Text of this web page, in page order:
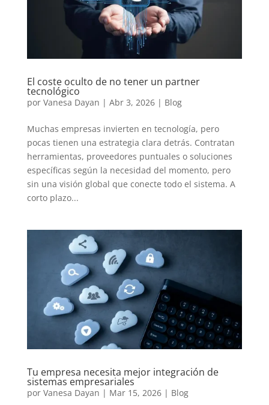
El coste oculto de no tener un partner
tecnológico
por Vanesa Dayan | Abr 3, 2026| Blog
Muchas empresas invierten en tecnología, pero
pocas tienen una estrategia clara detrás. Contratan
herramientas, proveedores puntuales o soluciones
específicas según la necesidad del momento, pero
sin una visión global que conecte todo el sistema. A
corto plazo...
Tu empresa necesita mejor integración de
sistemas empresariales
por Vanesa Dayan | Mar 15, 2026| Blog